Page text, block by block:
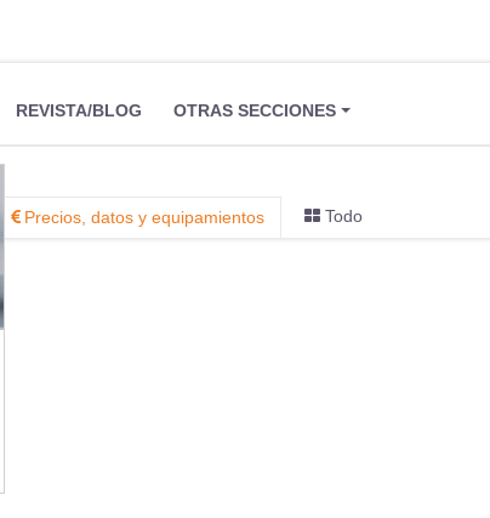
REVISTA/BLOG OTRAS SECCIONES
Precios, datos y equipamientos Todo